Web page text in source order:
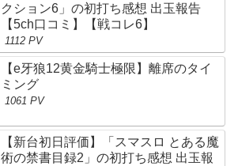
クション6」の初打ち感想 出玉報告
【5ch口コミ】【戦コレ6】
1112 PV
【e牙狼12黄金騎士極限】離席のタイ
ミング
1061 PV
【新台初日評価】「スマスロ とある魔
術の禁書目録2」の初打ち感想 出玉報